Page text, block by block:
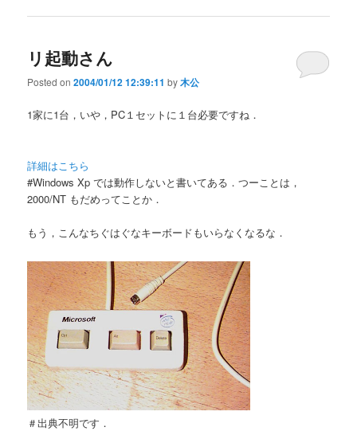
リ起動さん
Posted on2004/01/12 12:39:11 by木公
1家に1台，いや，PC１セットに１台必要ですね．
詳細はこちら
#Windows Xp では動作しないと書いてある．つーことは，
2000/NT もだめってことか．
もう，こんなちぐはぐなキーボードもいらなくなるな．
＃出典不明です．